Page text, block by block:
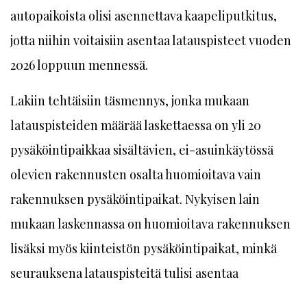
autopaikoista olisi asennettava kaapeliputkitus,
jotta niihin voitaisiin asentaa latauspisteet vuoden
2026 loppuun mennessä.
Lakiin tehtäisiin täsmennys, jonka mukaan
latauspisteiden määrää laskettaessa on yli 20
pysäköintipaikkaa sisältävien, ei-asuinkäytössä
olevien rakennusten osalta huomioitava vain
rakennuksen pysäköintipaikat. Nykyisen lain
mukaan laskennassa on huomioitava rakennuksen
lisäksi myös kiinteistön pysäköintipaikat, minkä
seurauksena latauspisteitä tulisi asentaa